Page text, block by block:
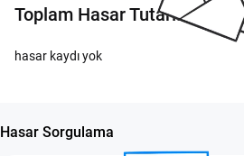
Toplam Hasar Tutarı:
hasar kaydı yok
Hasar Sorgulama